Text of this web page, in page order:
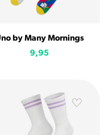
by Many Mornings
9,95